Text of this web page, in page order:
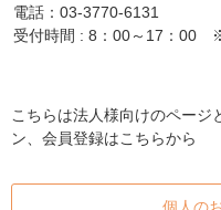
電話： 03-3770-6131
受付時間 : 8：00～17：00
こちらは法人様向けのページ
ン、会員登録はこちらから